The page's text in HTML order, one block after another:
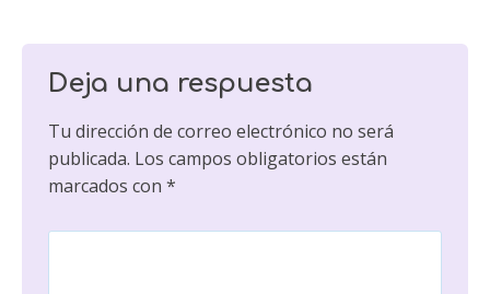
Deja una respuesta
Tu dirección de correo electrónico no será
publicada. Los campos obligatorios están
marcados con *